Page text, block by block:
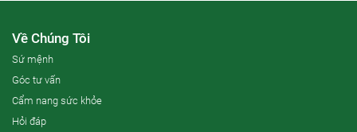
Về Chúng Tôi
Sứ mệnh
Góc tư vấn
Cẩm nang sức khỏe
Hỏi đáp